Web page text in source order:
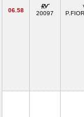
06.58 20097